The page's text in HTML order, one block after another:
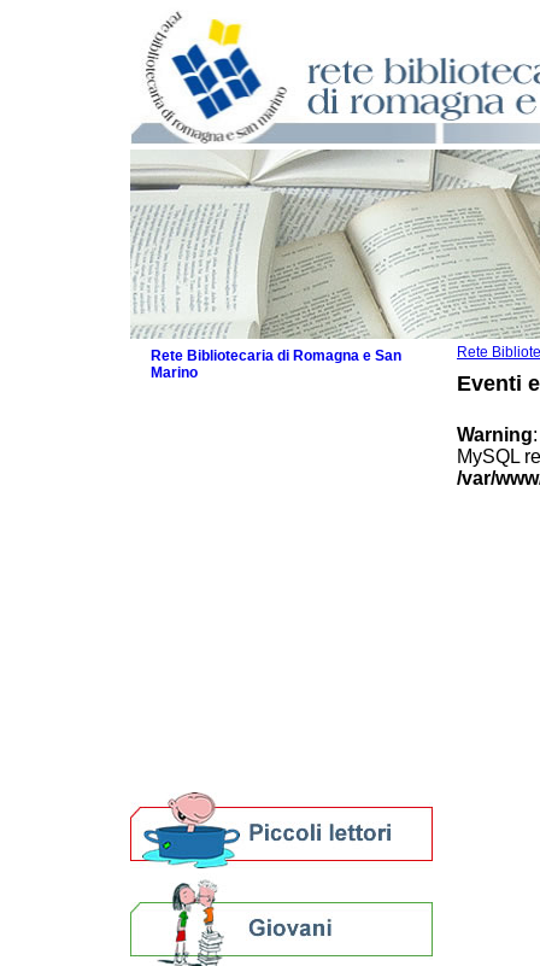
Rete
Eventi
Warning
MySQL
/var/
Rete Bibliotecaria di Romagna e San
Marino